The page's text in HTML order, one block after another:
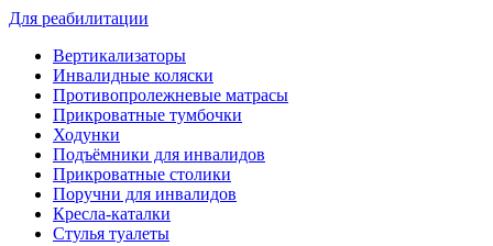
Для реабилитации
Вертикализаторы
Инвалидные коляски
Противопролежневые матрасы
Прикроватные тумбочки
Ходунки
Подъёмники для инвалидов
Прикроватные столики
Поручни для инвалидов
Кресла-каталки
Стулья туалеты